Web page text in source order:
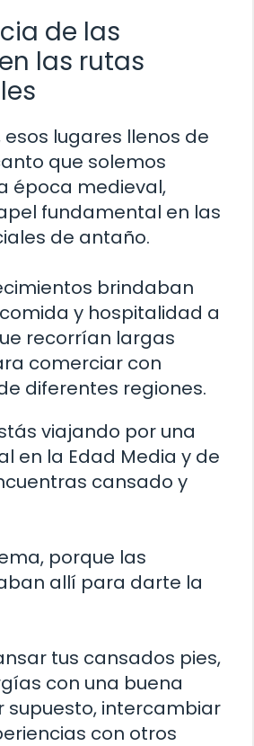
de las
las rutas
esos lugares llenos de
que solemos
época medieval,
fundamental en las
de antaño.
brindaban
y hospitalidad a
recorrían largas
comerciar con
diferentes regiones.
viajando por una
en la Edad Media y de
cansado y
porque las
allí para darte la
tus cansados pies,
con una buena
supuesto, intercambiar
con otros